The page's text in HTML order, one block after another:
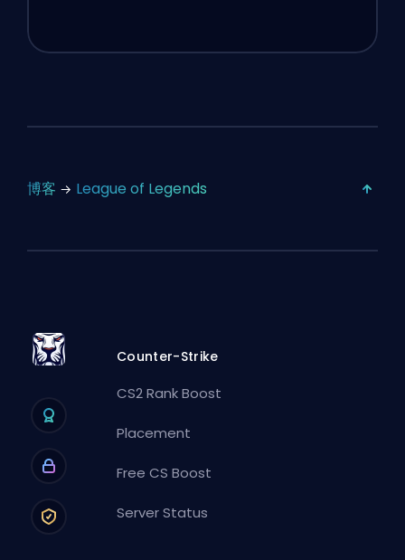
博客 League of Legends
Counter-Strike
CS2 Rank Boost
Placement
Free CS Boost
Server Status